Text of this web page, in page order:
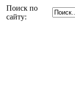
Поиск по
сайту: